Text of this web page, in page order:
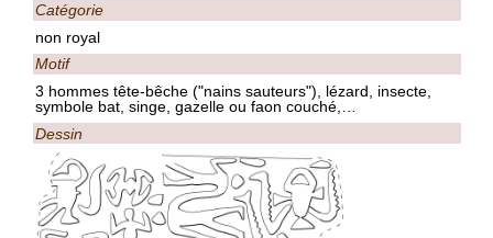
Catégorie
non royal
Motif
3 hommes tête-bêche ("nains sauteurs"), lézard, insecte,
symbole bat, singe, gazelle ou faon couché,…
Dessin